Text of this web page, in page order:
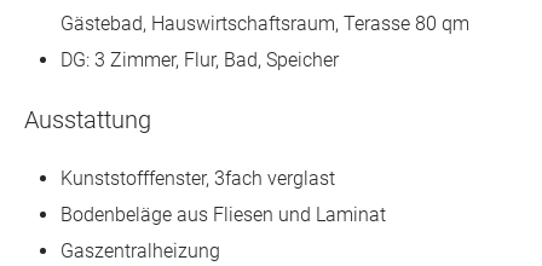
Gästebad, Hauswirtschaftsraum, Terasse 80 qm
DG: 3 Zimmer, Flur, Bad, Speicher
Ausstattung
Kunststofffenster, 3fach verglast
Bodenbeläge aus Fliesen und Laminat
Gaszentralheizung